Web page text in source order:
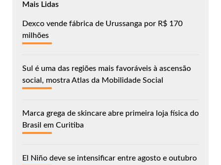
Mais Lidas
Dexco vende fábrica de Urussanga por R$ 170
milhões
Sul é uma das regiões mais favoráveis à ascensão
social, mostra Atlas da Mobilidade Social
Marca grega de skincare abre primeira loja física do
Brasil em Curitiba
El Niño deve se intensificar entre agosto e outubro